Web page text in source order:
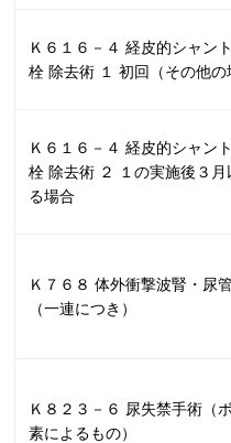
Ｋ６１６－４ 経皮的シャン
栓 除去術 １ 初回（その他の
Ｋ６１６－４ 経皮的シャン
栓 除去術 ２ １の実施後３月
る場合
Ｋ７６８ 体外衝撃波腎・尿
（一連につき）
Ｋ８２３－６ 尿失禁手術（
素によるもの）